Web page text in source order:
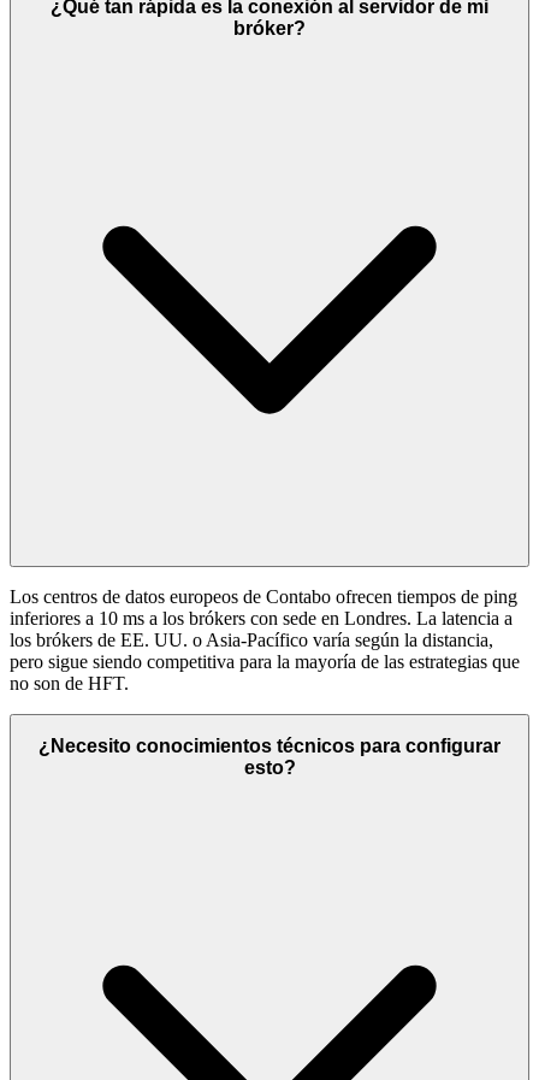
¿Qué tan rápida es la conexión al servidor de mi
bróker?
Los centros de datos europeos de Contabo ofrecen tiempos de ping
inferiores a 10 ms a los brókers con sede en Londres. La latencia a
los brókers de EE. UU. o Asia-Pacífico varía según la distancia,
pero sigue siendo competitiva para la mayoría de las estrategias que
no son de HFT.
¿Necesito conocimientos técnicos para configurar
esto?